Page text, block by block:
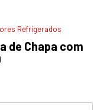
Refrigerados
de Chapa com